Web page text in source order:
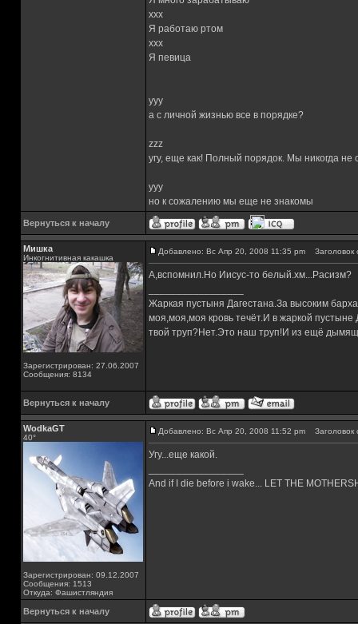
xxx
Я работаю ртом
xxx
Я певица
yyy
а с личной жизнью все в порядке?
zzz
угу, еще как! Полный порядок. Мы никогда
yyy
но к сожалению мы еще не знакомы
Вернуться к началу
Мишка
Инкогнитивная какашка
Зарегистрирован: 27.06.2007
Сообщения: 8134
Добавлено: Вс Апр 20, 2008 11:35 pm Заголовок
А,вспомнил.Но Иисус-то белый.хм...Расизм?
Жаркая пустыня Дагестана.За высоким
моя,моя,моя кровь течёт.И в жаркой
твой труп?Нет.Это наш труп!И из ещё
Вернуться к началу
WodkaGT
40°
Зарегистрирован: 09.12.2007
Сообщения: 1513
Откуда: Фашистляндия
Добавлено: Вс Апр 20, 2008 11:52 pm Заголовок
Угу...еще какой.
And if I die before i wake... LET THE
Вернуться к началу